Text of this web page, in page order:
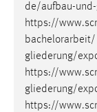
de/aufbau-
https://
bachelorarbeit/
gliederung/
https://
gliederung/
https://
Cookie
Jahre,
Login